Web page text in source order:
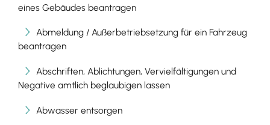
eines Gebäudes beantragen
Abmeldung / Außerbetriebsetzung für ein Fahrzeug
beantragen
Abschriften, Ablichtungen, Vervielfältigungen und
Negative amtlich beglaubigen lassen
Abwasser entsorgen